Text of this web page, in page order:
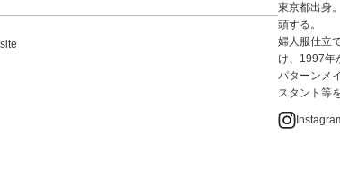
東京都出身
頭する。
婦人服仕立
け、1997年
パターンメ
スタント等